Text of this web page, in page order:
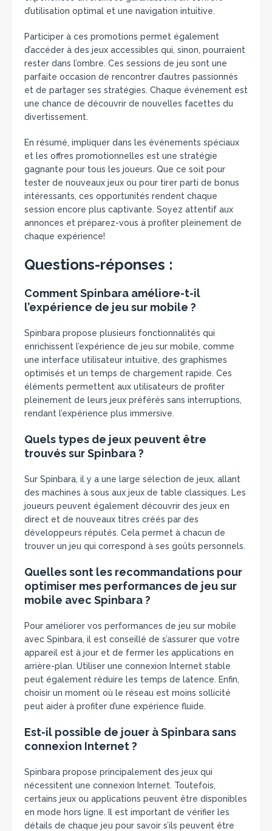
d’utilisation optimal et une navigation intuitive.
Participer à ces promotions permet également
d’accéder à des jeux accessibles qui, sinon, pourraient
rester dans l’ombre. Ces sessions de jeu sont une
parfaite occasion de rencontrer d’autres passionnés
et de partager ses stratégies. Chaque événement est
une chance de découvrir de nouvelles facettes du
divertissement.
En résumé, impliquer dans les événements spéciaux
et les offres promotionnelles est une stratégie
gagnante pour tous les joueurs. Que ce soit pour
tester de nouveaux jeux ou pour tirer parti de bonus
intéressants, ces opportunités rendent chaque
session encore plus captivante. Soyez attentif aux
annonces et préparez-vous à profiter pleinement de
chaque expérience!
Questions-réponses :
Comment Spinbara améliore-t-il
l’expérience de jeu sur mobile ?
Spinbara propose plusieurs fonctionnalités qui
enrichissent l’expérience de jeu sur mobile, comme
une interface utilisateur intuitive, des graphismes
optimisés et un temps de chargement rapide. Ces
éléments permettent aux utilisateurs de profiter
pleinement de leurs jeux préférés sans interruptions,
rendant l’expérience plus immersive.
Quels types de jeux peuvent être
trouvés sur Spinbara ?
Sur Spinbara, il y a une large sélection de jeux, allant
des machines à sous aux jeux de table classiques. Les
joueurs peuvent également découvrir des jeux en
direct et de nouveaux titres créés par des
développeurs réputés. Cela permet à chacun de
trouver un jeu qui correspond à ses goûts personnels.
Quelles sont les recommandations pour
optimiser mes performances de jeu sur
mobile avec Spinbara ?
Pour améliorer vos performances de jeu sur mobile
avec Spinbara, il est conseillé de s’assurer que votre
appareil est à jour et de fermer les applications en
arrière-plan. Utiliser une connexion Internet stable
peut également réduire les temps de latence. Enfin,
choisir un moment où le réseau est moins sollicité
peut aider à profiter d’une expérience fluide.
Est-il possible de jouer à Spinbara sans
connexion Internet ?
Spinbara propose principalement des jeux qui
nécessitent une connexion Internet. Toutefois,
certains jeux ou applications peuvent être disponibles
en mode hors ligne. Il est important de vérifier les
détails de chaque jeu pour savoir s’ils peuvent être